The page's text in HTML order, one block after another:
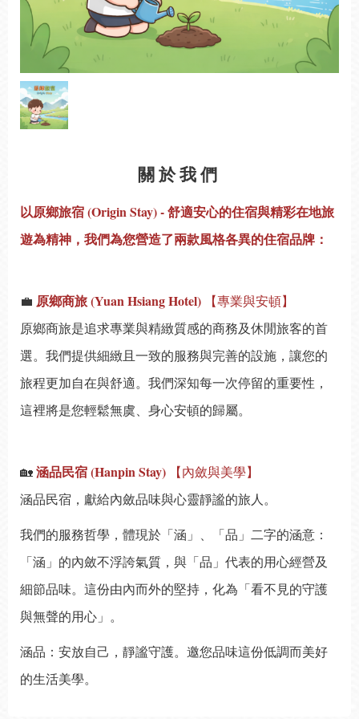
關於我們
以原鄉旅宿 (Origin Stay) - 舒適安心的住宿與精彩在地旅
遊為精神，我們為您營造了兩款風格各異的住宿品牌：
💼 原鄉商旅 (Yuan Hsiang Hotel) 【專業與安頓】
原鄉商旅是追求專業與精緻質感的商務及休閒旅客的首
選。我們提供細緻且一致的服務與完善的設施，讓您的
旅程更加自在與舒適。我們深知每一次停留的重要性，
這裡將是您輕鬆無虞、身心安頓的歸屬。
🏡涵品民宿 (Hanpin Stay) 【內斂與美學】
涵品民宿，獻給內斂品味與心靈靜謐的旅人。
我們的服務哲學，體現於「涵」、「品」二字的涵意：
「涵」的內斂不浮誇氣質，與「品」代表的用心經營及
細節品味。這份由內而外的堅持，化為「看不見的守護
與無聲的用心」。
涵品：安放自己，靜謐守護。邀您品味這份低調而美好
的生活美學。